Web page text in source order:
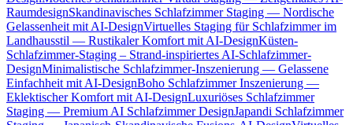
RaumdesignSkandinavisches Schlafzimmer Staging — Nordische
Gelassenheit mit AI-DesignVirtuelles Staging für Schlafzimmer im
Landhausstil — Rustikaler Komfort mit AI-DesignKüsten-
Schlafzimmer-Staging – Strand-inspiriertes AI-Schlafzimmer-
DesignMinimalistische Schlafzimmer-Inszenierung — Gelassene
Einfachheit mit AI-DesignBoho Schlafzimmer Inszenierung —
Eklektischer Komfort mit AI-DesignLuxuriöses Schlafzimmer
Staging — Premium AI Schlafzimmer DesignJapandi Schlafzimmer